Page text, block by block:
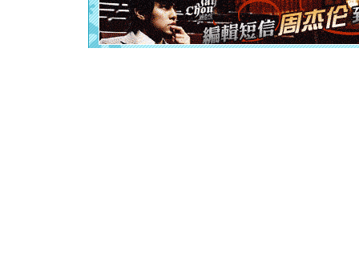
离。水晶
[元旦]当
泣，这痛